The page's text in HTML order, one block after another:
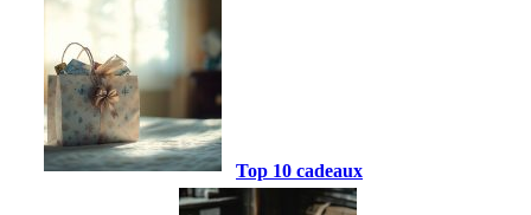
Top 10 cadeaux